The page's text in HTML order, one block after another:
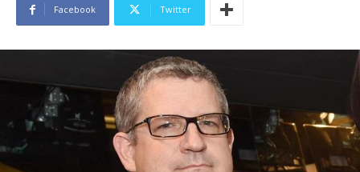
Facebook Twitter